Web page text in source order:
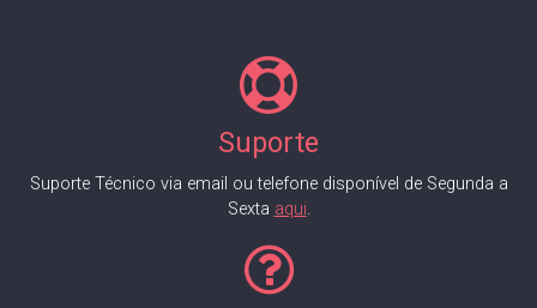
Suporte
Suporte Técnico via email ou telefone disponível de Segunda a
Sexta aqui.